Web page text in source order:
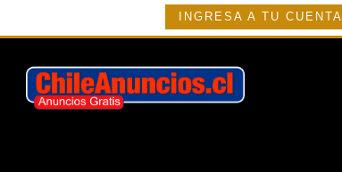
INGRESA A TU CUENTA